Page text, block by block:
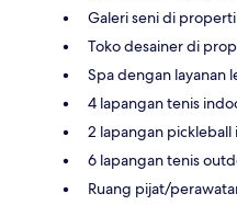
Galeri seni di properti
Toko desainer di
Spa dengan layanan
4 lapangan tenis
2 lapangan pickleball
6 lapangan tenis
Ruang pijat/